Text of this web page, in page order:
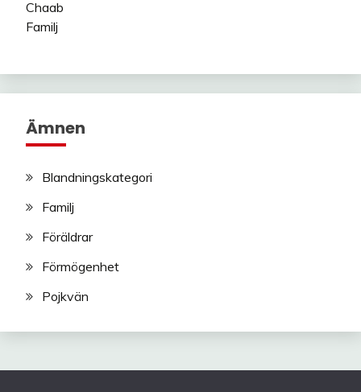
Ämnen
Blandningskategori
Familj
Föräldrar
Förmögenhet
Pojkvän